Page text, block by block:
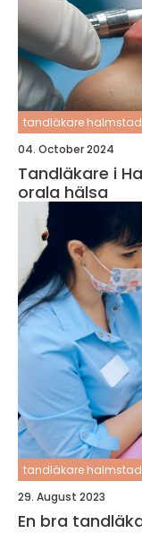
tandläkare halmstad
04. October 2024
Tandläkare i
orala hälsa
tandläkare halmstad
29. August 2023
En bra